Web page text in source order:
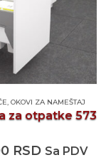
,OKOVI ZA NAMEŠTAJ
za otpatke 573
RSD Sa PDV